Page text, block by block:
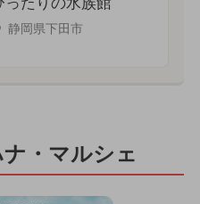
静岡県下田市
・マルシェ